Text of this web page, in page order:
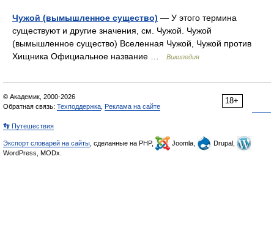
Чужой (вымышленное существо) — У этого термина
существуют и другие значения, см. Чужой. Чужой
(вымышленное существо) Вселенная Чужой, Чужой против
Хищника Официальное название …
Википедия
18+
© Академик, 2000-2026
Обратная связь: Техподдержка Реклама на сайте
👣 Путешествия
Экспорт словарей на сайты , сделанные на PHP, Joomla,
Drupal,
WordPress, MODx.